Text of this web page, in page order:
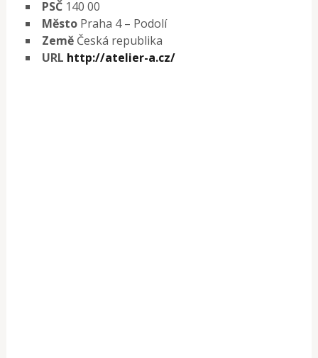
PSČ 140 00
Město Praha 4 – Podolí
Země Česká republika
URL http://atelier-a.cz/